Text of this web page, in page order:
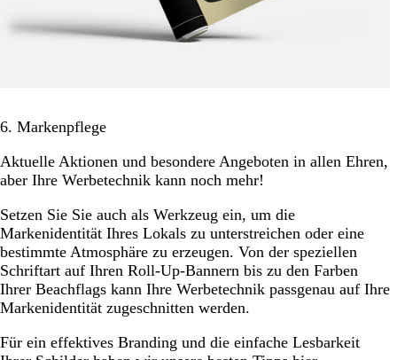
6. Markenpflege
Aktuelle Aktionen und besondere Angeboten in allen Ehren,
aber Ihre Werbetechnik kann noch mehr!
Setzen Sie Sie auch als Werkzeug ein, um die
Markenidentität Ihres Lokals zu unterstreichen oder eine
bestimmte Atmosphäre zu erzeugen. Von der speziellen
Schriftart auf Ihren Roll-Up-Bannern bis zu den Farben
Ihrer Beachflags kann Ihre Werbetechnik passgenau auf Ihre
Markenidentität zugeschnitten werden.
Für ein effektives Branding und die einfache Lesbarkeit